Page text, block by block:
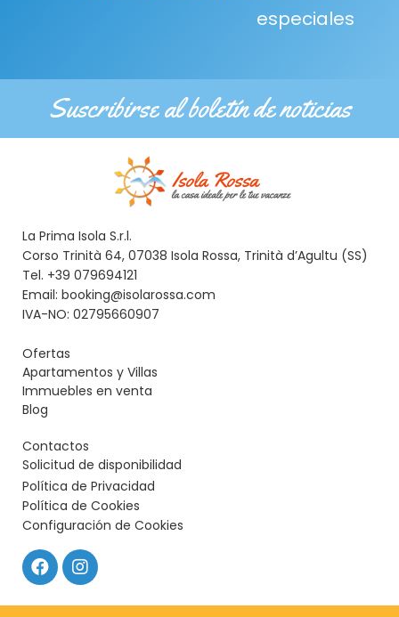
especiales
Suscribirse al boletín de noticias
La Prima Isola S.r.l.
Corso Trinità 64, 07038 Isola Rossa, Trinità d’Agultu (SS)
Tel. +39 079694121
Email: booking@isolarossa.com
IVA-NO: 02795660907
Ofertas
Apartamentos y Villas
Immuebles en venta
Blog
Contactos
Solicitud de disponibilidad
Política de Privacidad
Política de Cookies
Configuración de Cookies